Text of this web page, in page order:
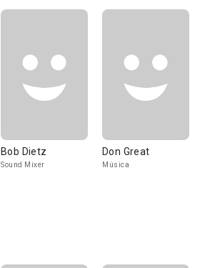
Bob Dietz
Sound Mixer
Don Great
Música